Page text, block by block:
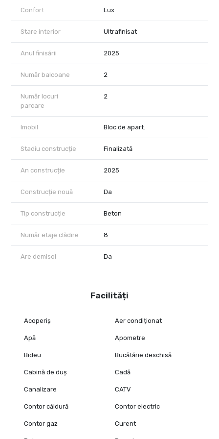
Confort Lux
Stare interior Ultrafinisat
Anul finisării 2025
Număr balcoane 2
Număr locuri
parcare
2
Imobil Bloc de apart.
Stadiu construcție Finalizată
An construcție 2025
Construcție nouă Da
Tip construcție Beton
Număr etaje clădire 8
Are demisol Da
Facilități
Acoperiș Aer condiționat
Apă Apometre
Bideu Bucătărie deschisă
Cabină de duș Cadă
Canalizare CATV
Contor căldură Contor electric
Contor gaz Curent